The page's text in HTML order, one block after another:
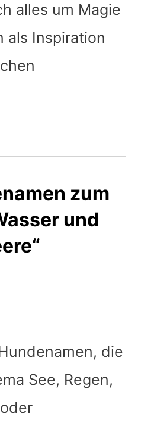
alles um Magie
als Inspiration
zum
und
die
See, Regen,